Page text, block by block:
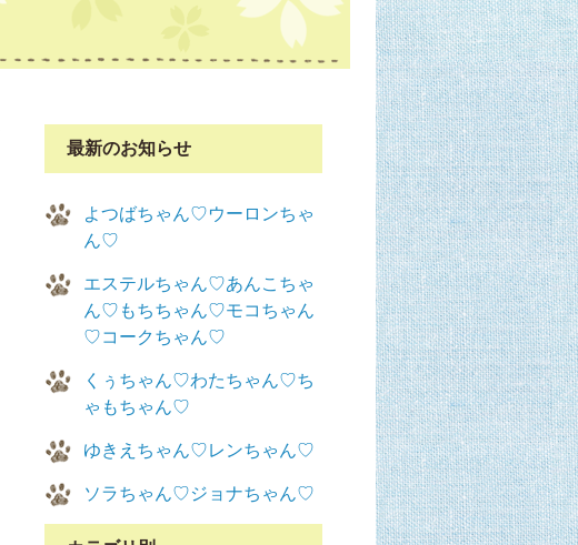
最新のお知らせ
よつばちゃん♡ウーロンちゃ
ん♡
エステルちゃん♡あんこちゃ
ん♡もちちゃん♡モコちゃん
♡コークちゃん♡
くぅちゃん♡わたちゃん♡ち
ゃもちゃん♡
ゆきえちゃん♡レンちゃん♡
ソラちゃん♡ジョナちゃん♡